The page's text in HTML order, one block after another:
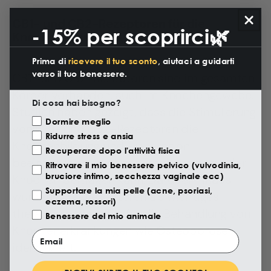
Knochengesundheit
CB1- und CB2-Rezeptoren sind im gesamten
Körper vorhanden, auch im Knochengewebe.
Studien haben gezeigt, dass die Stimulierung
von CB1- und CB2-Rezeptoren die
Knochenbildung und -resorption
beeinflussen und so zur Erhaltung gesunder
Knochen beitragen kann. Darüber hinaus
wurden CB2-Rezeptoren als wichtiges
therapeutisches Ziel für die Behandlung von
Knochenerkrankungen wie Osteoporose
identifiziert.
-15% per scoprirci🌿
Prima di ricevere il tuo sconto , aiutaci a guidarti
verso il tuo benessere.
Di cosa hai bisogno?
Motivazione Visita
Dormire meglio
Ridurre stress e ansia
Recuperare dopo l'attività fisica
Ritrovare il mio benessere pelvico (vulvodinia,
bruciore intimo, secchezza vaginale ecc)
Supportare la mia pelle (acne, psoriasi,
eczema, rossori)
Benessere del mio animale
Email